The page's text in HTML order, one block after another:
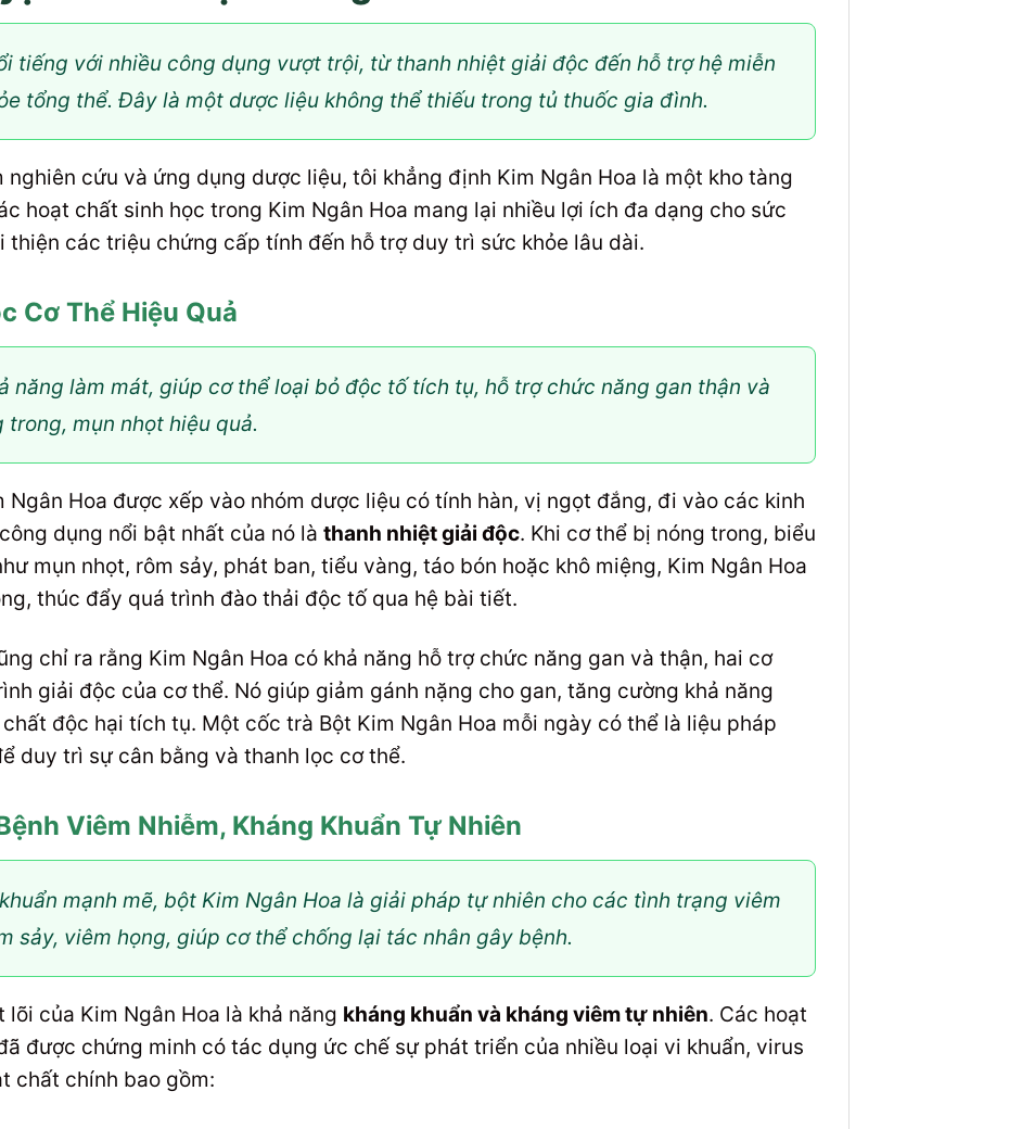
tiếng với nhiều công dụng vượt trội, từ thanh nhiệt giải độc đến hỗ trợ hệ miễn
tổng thể. Đây là một dược liệu không thể thiếu trong tủ thuốc gia đình.
nghiên cứu và ứng dụng dược liệu, tôi khẳng định Kim Ngân Hoa là một kho tàng
hoạt chất sinh học trong Kim Ngân Hoa mang lại nhiều lợi ích đa dạng cho sức
thiện các triệu chứng cấp tính đến hỗ trợ duy trì sức khỏe lâu dài.
Cơ Thể Hiệu Quả
năng làm mát, giúp cơ thể loại bỏ độc tố tích tụ, hỗ trợ chức năng gan thận và
mụn nhọt hiệu quả.
Ngân Hoa được xếp vào nhóm dược liệu có tính hàn, vị ngọt đắng, đi vào các kinh
dụng nổi bật nhất của nó là thanh nhiệt giải độc. Khi cơ thể bị nóng trong, biểu
mụn nhọt, rôm sảy, phát ban, tiểu vàng, táo bón hoặc khô miệng, Kim Ngân Hoa
thúc đẩy quá trình đào thải độc tố qua hệ bài tiết.
chỉ ra rằng Kim Ngân Hoa có khả năng hỗ trợ chức năng gan và thận, hai cơ
giải độc của cơ thể. Nó giúp giảm gánh nặng cho gan, tăng cường khả năng
độc hại tích tụ. Một cốc trà Bột Kim Ngân Hoa mỗi ngày có thể là liệu pháp
duy trì sự cân bằng và thanh lọc cơ thể.
Viêm Nhiễm, Kháng Khuẩn Tự Nhiên
mạnh mẽ, bột Kim Ngân Hoa là giải pháp tự nhiên cho các tình trạng viêm
sảy, viêm họng, giúp cơ thể chống lại tác nhân gây bệnh.
của Kim Ngân Hoa là khả năng kháng khuẩn và kháng viêm tự nhiên. Các hoạt
được chứng minh có tác dụng ức chế sự phát triển của nhiều loại vi khuẩn, virus
chất chính bao gồm: